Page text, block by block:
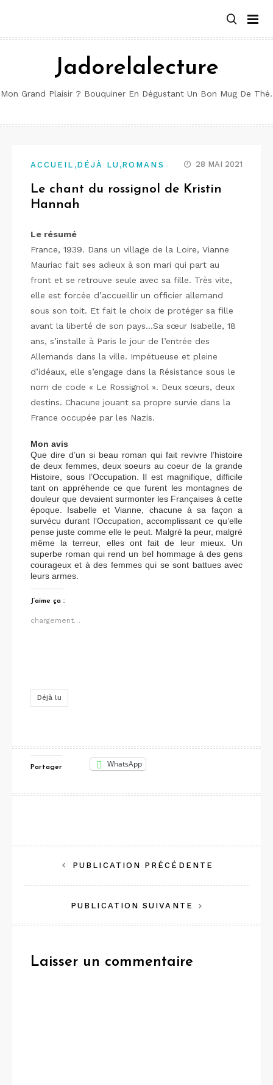
contenu
Jadorelalecture
Mon Grand Plaisir ? Bouquiner En Dégustant Un Bon Mug De Thé.
ACCUEIL ,DÉJÀ LU ,ROMANS 28 MAI 2021
Le chant du rossignol de Kristin
Hannah
Le résumé
France, 1939. Dans un village de la Loire, Vianne
Mauriac fait ses adieux à son mari qui part au
front et se retrouve seule avec sa fille. Très vite,
elle est forcée d’accueillir un officier allemand
sous son toit. Et fait le choix de protéger sa fille
avant la liberté de son pays…Sa sœur Isabelle, 18
ans, s’installe à Paris le jour de l’entrée des
Allemands dans la ville. Impétueuse et pleine
d’idéaux, elle s’engage dans la Résistance sous le
nom de code « Le Rossignol ». Deux sœurs, deux
destins. Chacune jouant sa propre survie dans la
France occupée par les Nazis.
Mon avis
Que dire d’un si beau roman qui fait revivre l’histoire
de deux femmes, deux soeurs au coeur de la grande
Histoire, sous l’Occupation. Il est magnifique, difficile
tant on appréhende ce que furent les montagnes de
douleur que devaient surmonter les Françaises à cette
époque. Isabelle et Vianne, chacune à sa façon a
survécu durant l’Occupation, accomplissant ce qu’elle
pense juste comme elle le peut. Malgré la peur, malgré
même la terreur, elles ont fait de leur mieux. Un
superbe roman qui rend un bel hommage à des gens
courageux et à des femmes qui se sont battues avec
leurs armes.
J’aime ça :
chargement…
Déjà lu
Partager WhatsApp
Navigation
de
l’article
PUBLICATION PRÉCÉDENTE
PUBLICATION SUIVANTE
Laisser un commentaire